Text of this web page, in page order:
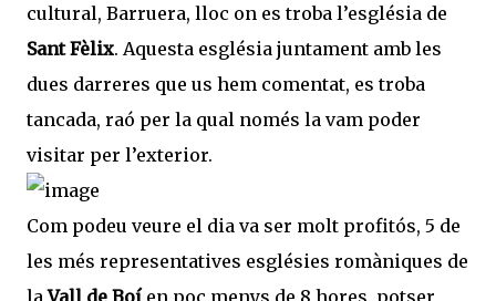
cultural, Barruera, lloc on es troba l’església de
Sant Fèlix. Aquesta església juntament amb les
dues darreres que us hem comentat, es troba
tancada, raó per la qual només la vam poder
visitar per l’exterior.
Com podeu veure el dia va ser molt profitós, 5 de
les més representatives esglésies romàniques de
laVall de Boíen poc menys de 8 hores, potser